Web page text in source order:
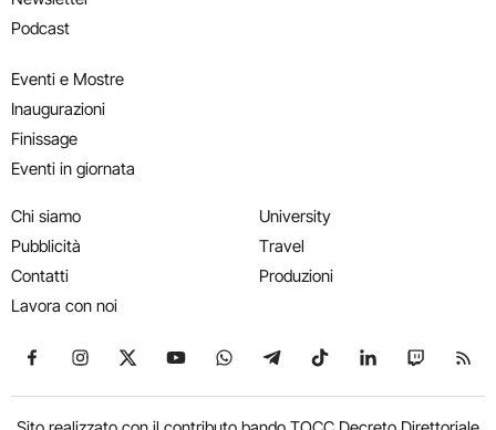
Podcast
Eventi e Mostre
Inaugurazioni
Finissage
Eventi in giornata
Chi siamo
Pubblicità
Contatti
Lavora con noi
University
Travel
Produzioni
Seguici su Facebook
Seguici su Instagram
Seguici su X
Seguici su YouTube
Seguici su WhatsApp
Seguici su Telegram
Seguici su TikTok
Seguici su
Seguici